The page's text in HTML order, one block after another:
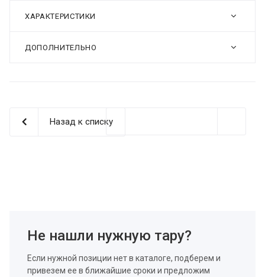
ХАРАКТЕРИСТИКИ
ДОПОЛНИТЕЛЬНО
Назад к списку
Не нашли нужную тару?
Если нужной позиции нет в каталоге, подберем и
привезем ее в ближайшие сроки и предложим